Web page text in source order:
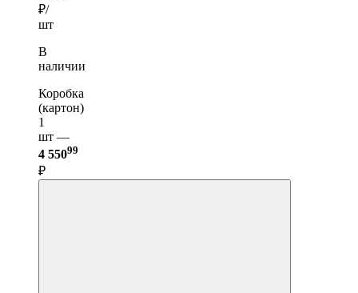
₽/
шт
В
наличии
Коробка
(картон)
1
шт —
4 55099
₽